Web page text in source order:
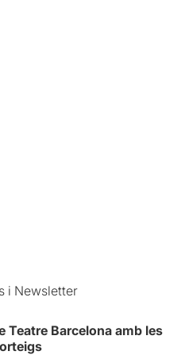
i Newsletter
Teatre Barcelona amb les